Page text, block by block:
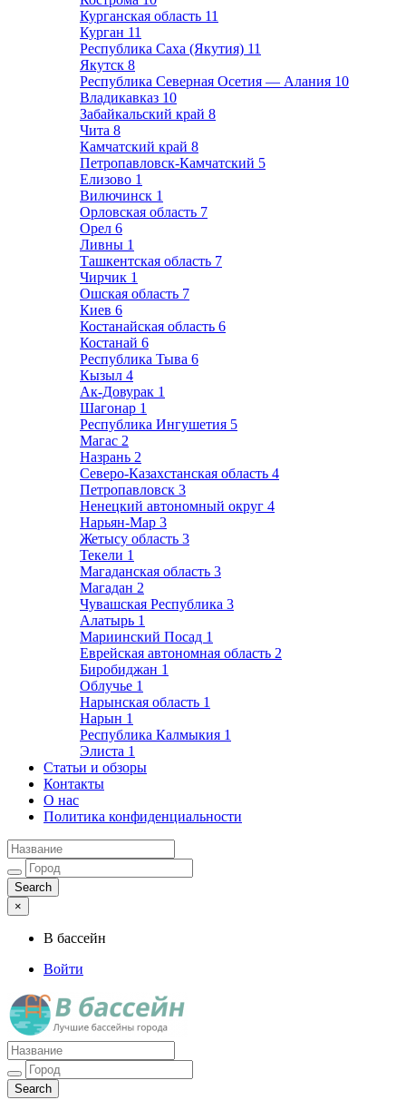
Курганская область 11
Курган 11
Республика Саха (Якутия) 11
Якутск 8
Республика Северная Осетия — Алания 10
Владикавказ 10
Забайкальский край 8
Чита 8
Камчатский край 8
Петропавловск-Камчатский 5
Елизово 1
Вилючинск 1
Орловская область 7
Орел 6
Ливны 1
Ташкентская область 7
Чирчик 1
Ошская область 7
Киев 6
Костанайская область 6
Костанай 6
Республика Тыва 6
Кызыл 4
Ак-Довурак 1
Шагонар 1
Республика Ингушетия 5
Магас 2
Назрань 2
Северо-Казахстанская область 4
Петропавловск 3
Ненецкий автономный округ 4
Нарьян-Мар 3
Жетысу область 3
Текели 1
Магаданская область 3
Магадан 2
Чувашская Республика 3
Алатырь 1
Мариинский Посад 1
Еврейская автономная область 2
Биробиджан 1
Облучье 1
Нарынская область 1
Нарын 1
Республика Калмыкия 1
Элиста 1
Статьи и обзоры
Контакты
О нас
Политика конфиденциальности
×
В бассейн
Войти
Лучшие бассейны города